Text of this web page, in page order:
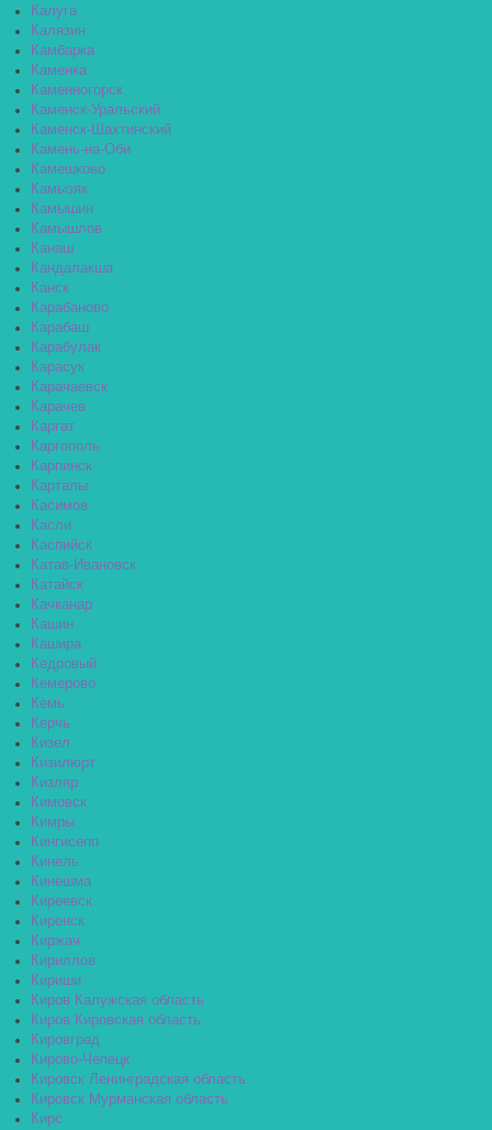
Калуга
Калязин
Камбарка
Каменка
Каменногорск
Каменск-Уральский
Каменск-Шахтинский
Камень-на-Оби
Камешково
Камызяк
Камышин
Камышлов
Канаш
Кандалакша
Канск
Карабаново
Карабаш
Карабулак
Карасук
Карачаевск
Карачев
Каргат
Каргополь
Карпинск
Карталы
Касимов
Касли
Каспийск
Катав-Ивановск
Катайск
Качканар
Кашин
Кашира
Кедровый
Кемерово
Кемь
Керчь
Кизел
Кизилюрт
Кизляр
Кимовск
Кимры
Кингисепп
Кинель
Кинешма
Киреевск
Киренск
Киржач
Кириллов
Кириши
Киров Калужская область
Киров Кировская область
Кировград
Кирово-Чепецк
Кировск Ленинградская область
Кировск Мурманская область
Кирс